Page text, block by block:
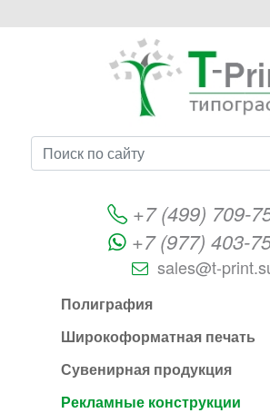
+7 (499) 709-
+7 (977) 403-
sales@t-
Полиграфия
Широкоформатная печать
Сувенирная продукция
Рекламные конструкции